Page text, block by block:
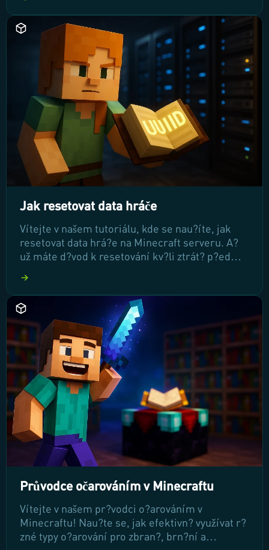
poskytovatele hostingu, abyste zajistili plynulé a
bezproblémové hraní pro vás i vaše hrá?e.
Jak resetovat data hráče
Vítejte v našem tutoriálu, kde se nau?íte, jak
resetovat data hrá?e na Minecraft serveru. A?
už máte d?vod k resetování kv?li ztrát? p?edm?
provede všemi nezbytnými kroky. P?ipravte se
na jednoduchý a efektivní proces, který vám
pom?že vrátit hrá?e zp?t na správnou cestu.
Průvodce očarováním v Minecraftu
Vítejte v našem pr?vodci o?arováním v
Minecraftu! Nau?te se, jak efektivn? využívat r?
zné typy o?arování pro zbran?, brn?ní a